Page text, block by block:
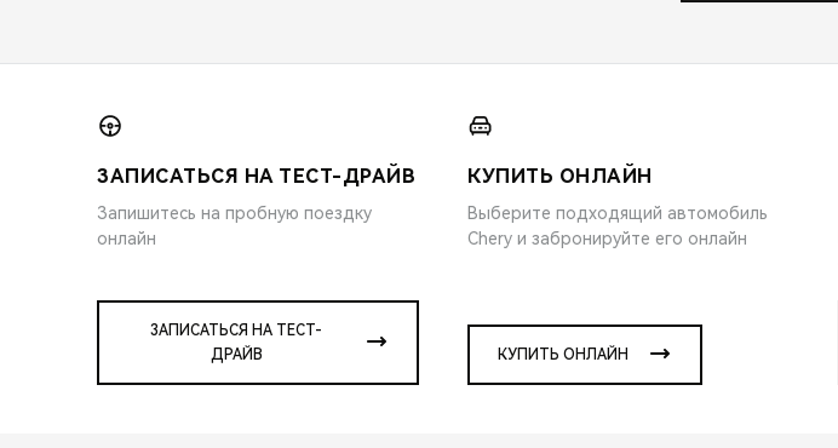
ЗАПИСАТЬСЯ НА ТЕСТ-ДРАЙВ
Запишитесь на пробную поездку
онлайн
ЗАПИСАТЬСЯ НА ТЕСТ-
ДРАЙВ
КУПИТЬ ОНЛАЙН
Выберите подходящий автомобиль
Chery и забронируйте его онлайн
КУПИТЬ ОНЛАЙН